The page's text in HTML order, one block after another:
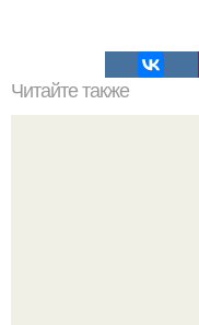
Читайте также